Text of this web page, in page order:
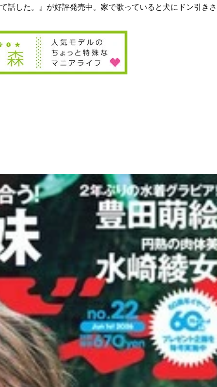
話した。』が好評発売中。家で歌っていると犬にドン引きさ